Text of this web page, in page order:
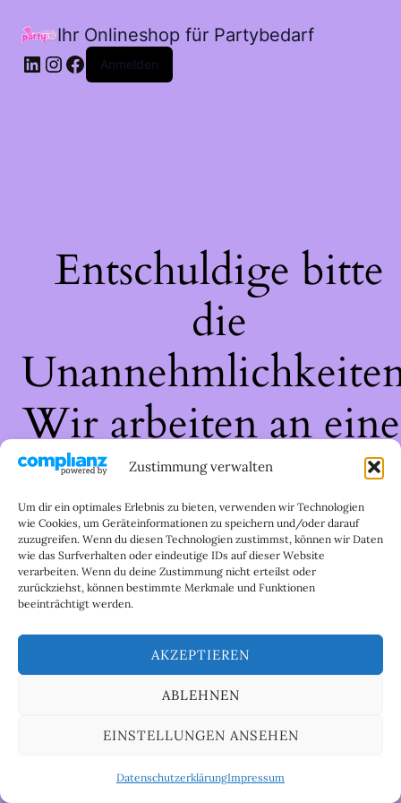
Zustimmung verwalten
Um dir ein optimales Erlebnis zu bieten, verwenden wir Technologien
wie Cookies, um Geräteinformationen zu speichern und/oder darauf
zuzugreifen. Wenn du diesen Technologien zustimmst, können wir Daten
wie das Surfverhalten oder eindeutige IDs auf dieser Website
verarbeiten. Wenn du deine Zustimmung nicht erteilst oder
zurückziehst, können bestimmte Merkmale und Funktionen
beeinträchtigt werden.
AKZEPTIEREN
ABLEHNEN
EINSTELLUNGEN ANSEHEN
DatenschutzerklärungImpressum
Ihr Onlineshop für Partybedarf
LinkedIn
Instagram
Facebook
Anmelden
Entschuldige bitte
die
Wir arbeiten an
großartigen Sache
schau bald wieder
vorbei!